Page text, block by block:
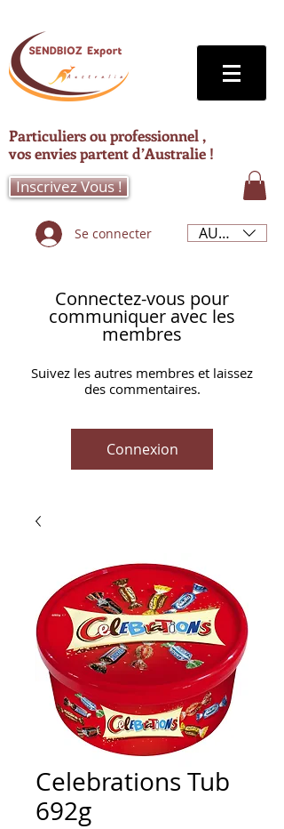
Particuliers ou professionnel ,
vos envies partent d’Australie !
Inscrivez Vous !
Se connecter AUD (AU$)
Connectez-vous pour
communiquer avec les
membres
Suivez les autres membres et laissez
des commentaires.
Connexion
Celebrations Tub
692g